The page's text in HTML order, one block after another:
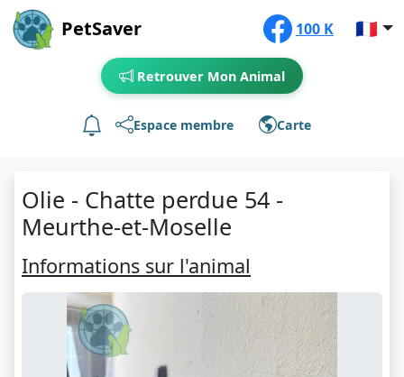
PetSaver 100 K 🇫🇷
Retrouver Mon Animal
Espace membre Carte
Olie - Chatte perdue 54 -
Meurthe-et-Moselle
Informations sur l'animal